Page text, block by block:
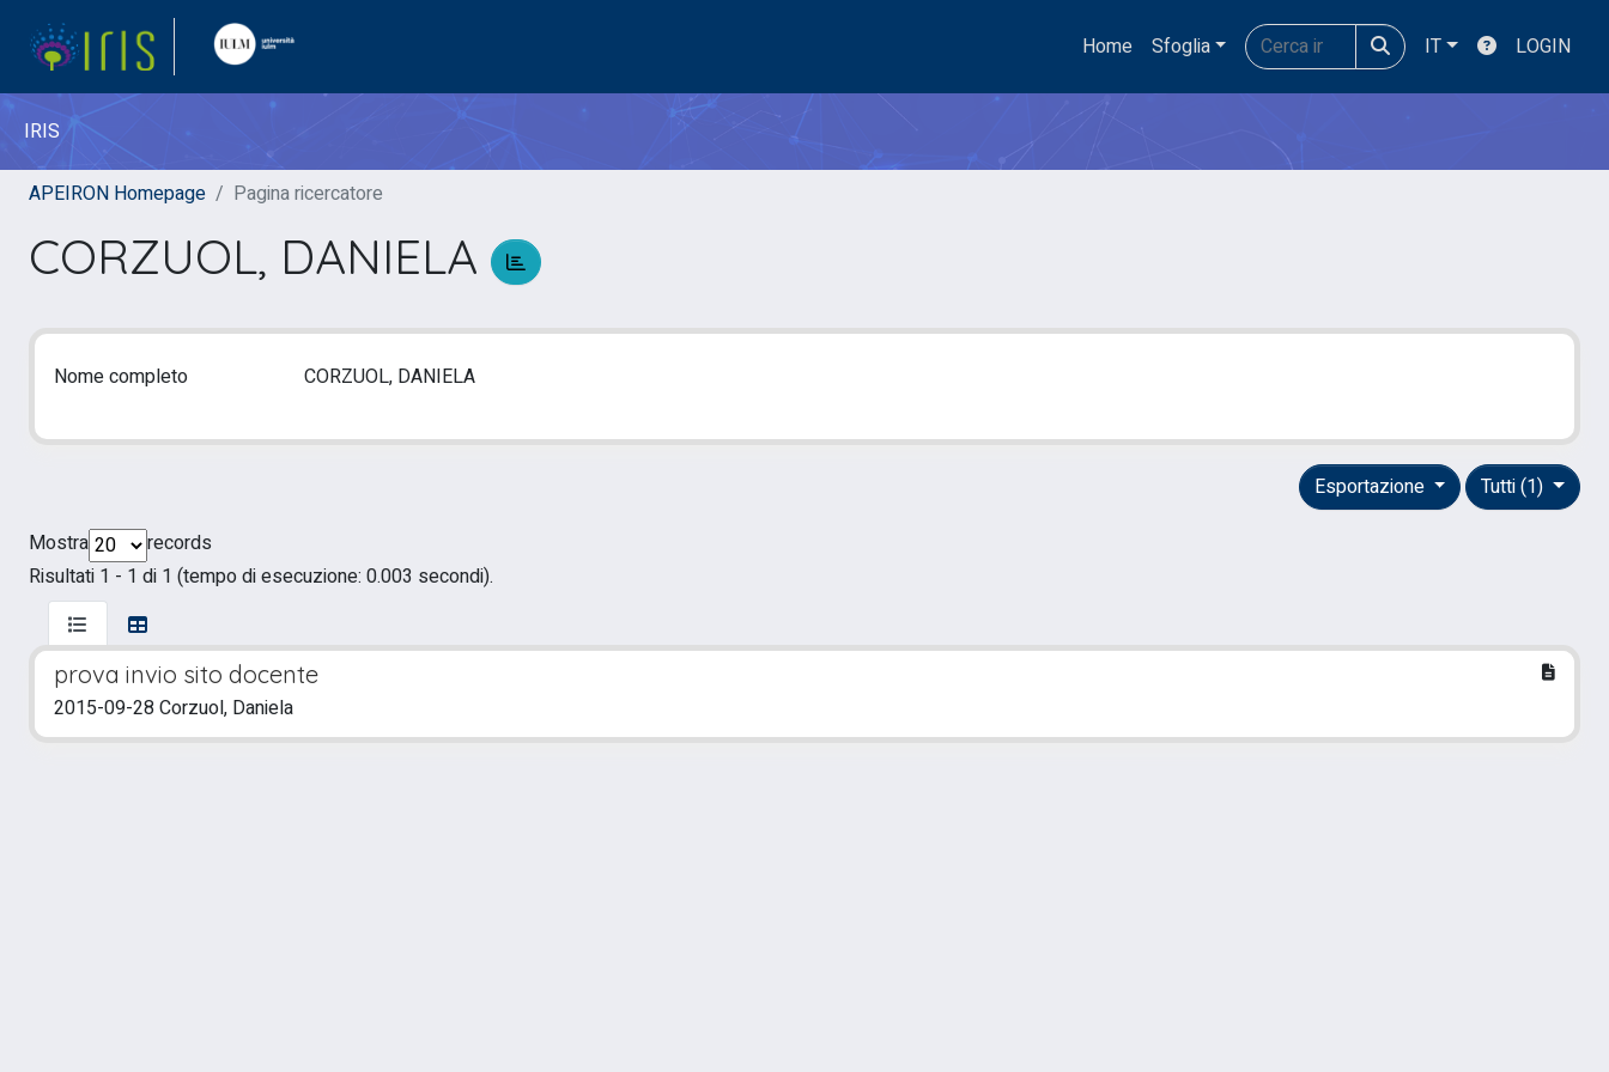
Home Sfoglia IT LOGIN
IRIS
APEIRON Homepage Pagina ricercatore
CORZUOL, DANIELA
Nome completo CORZUOL, DANIELA
Tutti (1)
Esportazione
Mostra
records
Risultati 1 - 1 di 1 (tempo di esecuzione: 0.003 secondi).
prova invio sito docente
2015-09-28 Corzuol, Daniela